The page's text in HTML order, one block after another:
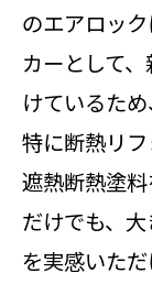
のエアロッ
カーとして
けているた
特に断熱リフ
遮熱断熱塗
だけでも、
を実感いた